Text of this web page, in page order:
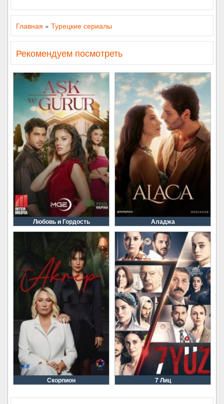
Главная » Турецкие сериалы
Рекомендуем посмотреть
Любовь и Гордость Аладжа
Скорпион 7 Лиц